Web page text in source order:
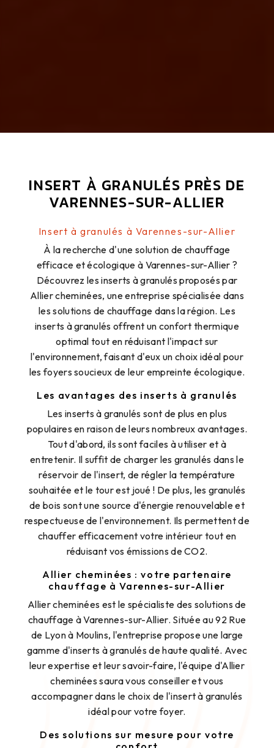
INSERT À GRANULÉS PRÈS DE
VARENNES-SUR-ALLIER
Insert à granulés à Varennes-sur-Allier
À la recherche d'une solution de chauffage
efficace et écologique à Varennes-sur-Allier ?
Découvrez les inserts à granulés proposés par
Allier cheminées, une entreprise spécialisée dans
les solutions de chauffage dans la région. Les
inserts à granulés offrent un confort thermique
optimal tout en réduisant l'impact sur
l'environnement, faisant d'eux un choix idéal pour
les foyers soucieux de leur empreinte écologique.
Les avantages des inserts à granulés
Les inserts à granulés sont de plus en plus
populaires en raison de leurs nombreux avantages.
Tout d'abord, ils sont faciles à utiliser et à
entretenir. Il suffit de charger les granulés dans le
réservoir de l'insert, de régler la température
souhaitée et le tour est joué ! De plus, les granulés
de bois sont une source d'énergie renouvelable et
respectueuse de l'environnement. Ils permettent de
chauffer efficacement votre intérieur tout en
réduisant vos émissions de CO2.
Allier cheminées : votre partenaire
chauffage à Varennes-sur-Allier
Allier cheminées est le spécialiste des solutions de
chauffage à Varennes-sur-Allier. Située au 92 Rue
de Lyon à Moulins, l'entreprise propose une large
gamme d'inserts à granulés de haute qualité. Avec
leur expertise et leur savoir-faire, l'équipe d'Allier
cheminées saura vous conseiller et vous
accompagner dans le choix de l'insert à granulés
idéal pour votre foyer.
Des solutions sur mesure pour votre